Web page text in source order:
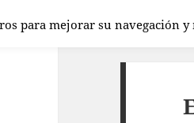
para mejorar su navegación